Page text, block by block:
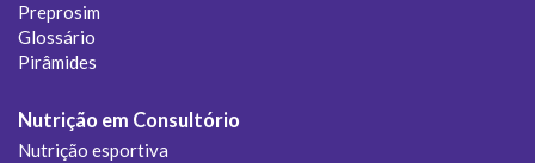
Preprosim
Glossário
Pirâmides
Nutrição em Consultório
Nutrição esportiva